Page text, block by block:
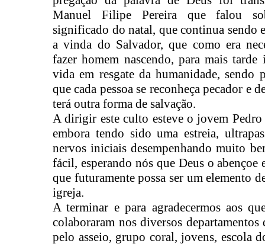
Manuel Filipe Pereira que falou
significado do natal, que continua sendo
a vinda do Salvador, que como era
fazer homem nascendo, para mais
vida em resgate da humanidade, sendo
que cada pessoa se reconheça pecador e
terá outra forma de salvação.
A dirigir este culto esteve o jovem
embora tendo sido uma estreia,
nervos iniciais desempenhando muito
fácil, esperando nós que Deus o abençoe
que futuramente possa ser um elemento
igreja.
A terminar e para agradecermos aos
colaboraram nos diversos departamentos
pelo asseio, grupo coral, jovens, escola